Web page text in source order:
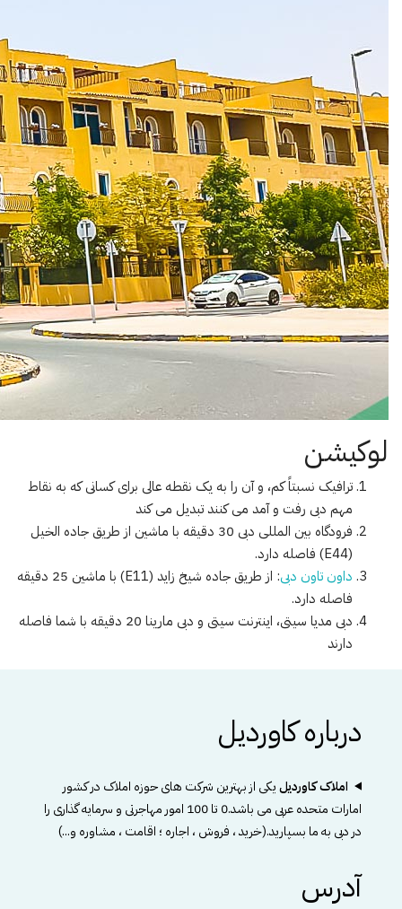
لوکیشن
ترافیک نسبتاً کم، و آن را به یک نقطه عالی برای کسانی که به نقاط
مهم دبی رفت و آمد می کنند تبدیل می کند
فرودگاه بین المللی دبی 30 دقیقه با ماشین از طریق جاده الخیل
(E44) فاصله دارد.
داون تاون دبی
: از طریق جاده شیخ زاید (E11) با ماشین 25 دقیقه
فاصله دارد.
دبی مدیا سیتی، اینترنت سیتی و دبی مارینا 20 دقیقه با شما فاصله
دارند
درباره کاوردیل
املاک کاوردیلیکی از بهترین شرکت های حوزه املاک در کشور
امارات متحده عربی می باشد.0 تا 100 امور مهاجرتی و سرمایه گذاری را
در دبی به ما بسپارید.(خرید ، فروش ، اجاره ؛ اقامت ، مشاوره و...)
آدرس